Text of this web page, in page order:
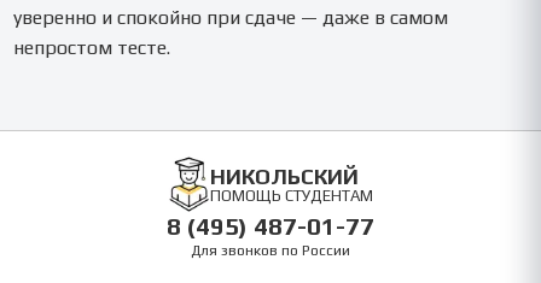
уверенно и спокойно при сдаче — даже в самом
непростом тесте.
НИКОЛЬСКИЙ
ПОМОЩЬ СТУДЕНТАМ
8 (495) 487-01-77
Для звонков по России